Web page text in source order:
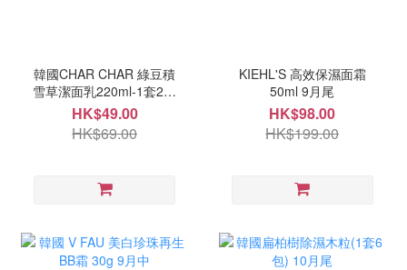
韓國CHAR CHAR 綠豆積
雪草潔面乳220ml-1套2支
10月中
HK$49.00
HK$69.00
KIEHL'S 高效保濕面霜
50ml 9月尾
HK$98.00
HK$199.00